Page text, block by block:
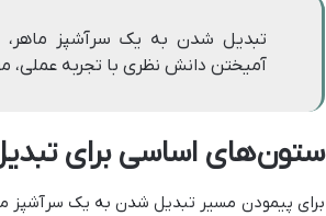
تبدیل شدن به یک سرآشپز ماهر،
آمیختن دانش نظری با تجربه عملی،
ستون‌های اساسی برای
برای پیمودن مسیر تبدیل شدن به یک سرآشپز